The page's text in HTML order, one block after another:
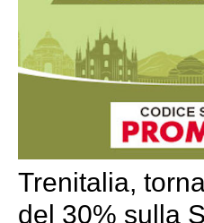
Trenitalia,
del 30% sulla